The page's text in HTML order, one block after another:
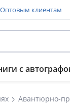
Оптовым клиентам
с
Авантюрно-